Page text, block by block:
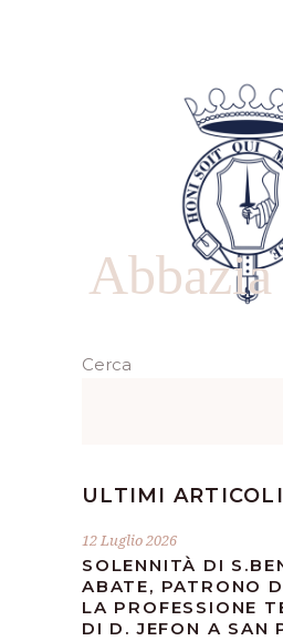
Abbazia
Cerca
ULTIMI ARTICOLI
12 Luglio 2026
SOLENNITÀ DI
ABATE, PATRONO
LA PROFESSIONE
DI D. JEFON A SAN